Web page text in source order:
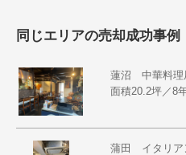
同じエリアの売却成功事例
蓮沼 中華料理
面積20.2坪／8
蒲田 イタリア